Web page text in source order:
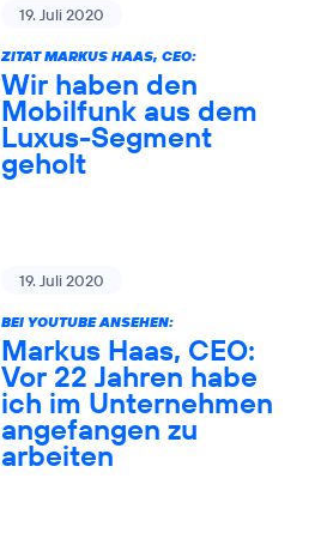
19. Juli 2020
ZITAT MARKUS HAAS, CEO:
Wir haben den
Mobilfunk aus dem
Luxus-Segment
geholt
19. Juli 2020
BEI YOUTUBE ANSEHEN:
Markus Haas, CEO:
Vor 22 Jahren habe
ich im Unternehmen
angefangen zu
arbeiten